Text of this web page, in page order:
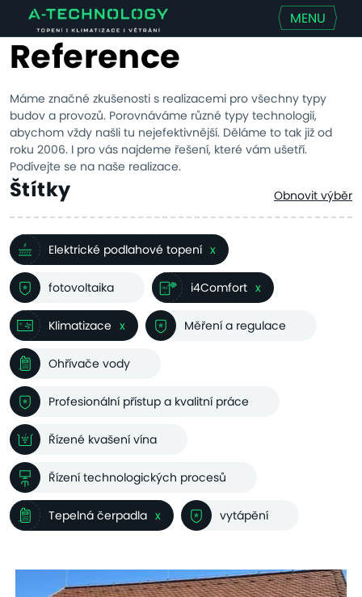
MENU
Reference
Máme značné zkušenosti s realizacemi pro všechny typy
budov a provozů. Porovnáváme různé typy technologií,
abychom vždy našli tu nejefektivnější. Děláme to tak již od
roku 2006. I pro vás najdeme řešení, které vám ušetří.
Podívejte se na naše realizace.
Štítky Obnovit výběr
Elektrické podlahové topení x
fotovoltaika i4Comfort x
Klimatizace x Měření a regulace
Ohřívače vody
Profesionální přístup a kvalitní práce
Řízené kvašení vína
Řízení technologických procesů
Tepelná čerpadla x vytápění